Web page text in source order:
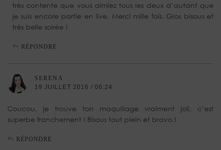
très contente que vous aimiez tous les deux d’autant que
je suis encore partie en live. Merci mille fois. Gros bisous et
très belle soirée !
RÉPONDRE
SERENA
19 JUILLET 2016 / 06:24
Coucou, je trouve ton maquillage vraiment joli, c’est
superbe franchement ! Bisous tout plein et bravo !
RÉPONDRE